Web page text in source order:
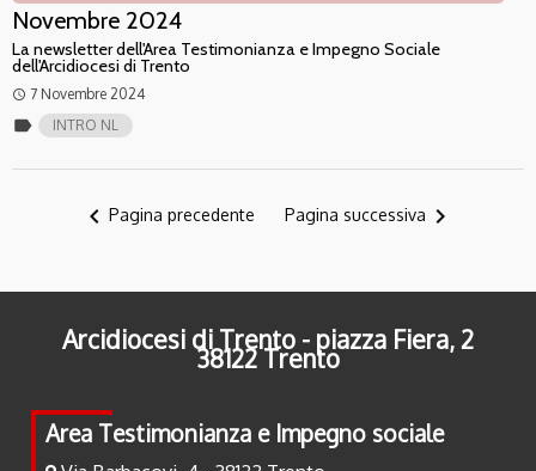
Novembre 2024
La newsletter dell'Area Testimonianza e Impegno Sociale
dell'Arcidiocesi di Trento
access_time 7 Novembre 2024
label INTRO NL
navigate_before Pagina precedente Pagina successiva navigate_next
Arcidiocesi di Trento - piazza Fiera, 2
38122 Trento
Area Testimonianza e Impegno sociale